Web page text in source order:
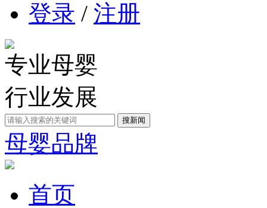
登录 / 注册
专业母婴
行业发展
母婴品牌
首页